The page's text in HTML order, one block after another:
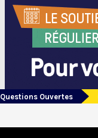
Questions Ouvertes